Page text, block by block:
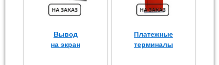
Вывод
на экран
Платежные
терминалы